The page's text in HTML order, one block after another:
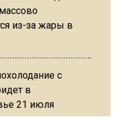
из-за жары в